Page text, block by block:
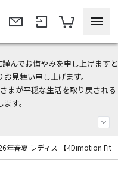
んでお悔やみを申し上げますと
見舞い申し上げます。
まが平穏な生活を取り戻される
す。
せ＞
ンプレゼント！
年春夏 レディス 【4Dimotion Fit